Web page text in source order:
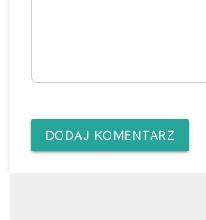
DODAJ KOMENTARZ